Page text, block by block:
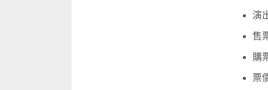
演
售
購
票